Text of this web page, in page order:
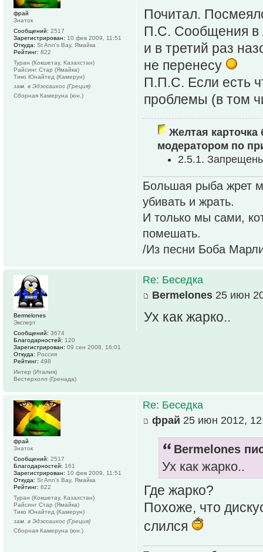
Почитал.
П.С. Сообщения в
и в третий раз
не перенесу
П.П.С. Если есть
проблемы (в том
Желтая карточка
модератором по
2.5.1.
Большая рыба жрет
убивать и жрать.
И только мы сами,
помешать.
/Из песни Боба
фрай
Знаток
Сообщений: 2517
Зарегистрирован: 10 фев 2009, 11:51
Откуда: St Ann's Bay, Ямайка
Рейтинг: 822
Туран (Кокшетау, Казахстан)
Райсинг Стар (Ямайка)
Тико Юнайтед (Камерун)
зам. в Эдэссаикос (Греция)
Сборная Камеруна (юн.)
Re: Беседка
Bermelones 25 июн
Ух как жарко..
Bermelones
Эксперт
Сообщений: 3674
Благодарностей: 120
Зарегистрирован: 09 сен 2008, 16:01
Откуда: Россия
Рейтинг: 498
Интер (Италия)
Вестерхолл (Гренада)
Re: Беседка
фрай 25 июн 2012,
Bermelones
Ух как жарко..
Где жарко?
Похоже, что
слился
фрай
Знаток
Сообщений: 2517
Благодарностей: 161
Зарегистрирован: 10 фев 2009, 11:51
Откуда: St Ann's Bay, Ямайка
Рейтинг: 822
Туран (Кокшетау, Казахстан)
Райсинг Стар (Ямайка)
Тико Юнайтед (Камерун)
зам. в Эдэссаикос (Греция)
Сборная Камеруна (юн.)